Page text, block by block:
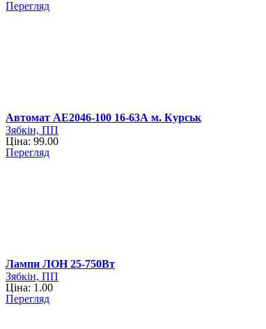
Перегляд
Автомат АЕ2046-100 16-63А м. Курськ
Зябкін, ПП
Ціна: 99.00
Перегляд
Лампи ЛОН 25-750Вт
Зябкін, ПП
Ціна: 1.00
Перегляд